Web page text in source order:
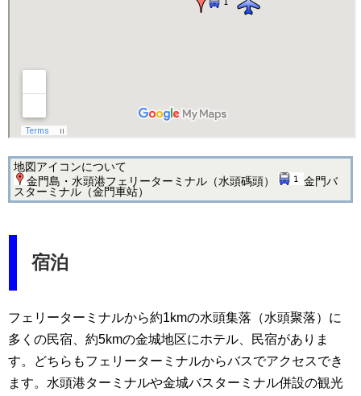
地図アイコンについて
金門島・水頭港フェリーターミナル（水頭碼頭）
金門バ
スターミナル（金門車站）
宿泊
フェリーターミナルから約1kmの水頭集落（水頭聚落）に
多くの民宿、約5kmの金城地区にホテル、民宿がありま
す。どちらもフェリーターミナルからバスでアクセスでき
ます。水頭港ターミナルや金城バスターミナル併設の観光